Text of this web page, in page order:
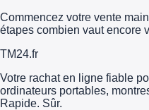
Commencez votre vente
étapes combien vaut encore
TM24.fr
Votre rachat en ligne fiable
ordinateurs portables,
Rapide. Sûr.